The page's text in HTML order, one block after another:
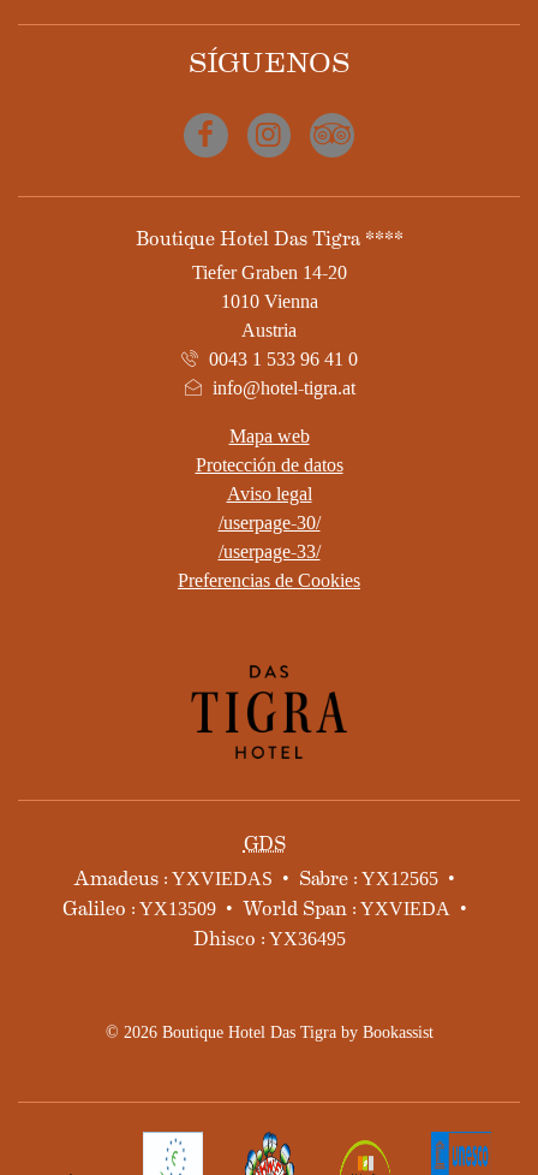
DIRECCIÓNBoutique Hotel Das Tigra ****
Tiefer Graben 14-20
1010 Vienna
Austria
0043 1 533 96 41 0
info@hotel-tigra.at
Mapa web
Protección de datos
Aviso legal
/userpage-30/
/userpage-33/
Preferencias de Cookies
SÍGUENOS
FacebookInstagramTripadvisor
GDS
Amadeus :YXVIEDAS Sabre :YX12565
Galileo :YX13509 World Span :YXVIEDA
Dhisco :YX36495
© 2026 Boutique Hotel Das Tigra by Bookassist